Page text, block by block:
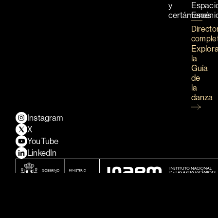
y
certámenes
la
Guía
de
la
danza
Instagram
X
YouTube
LinkedIn